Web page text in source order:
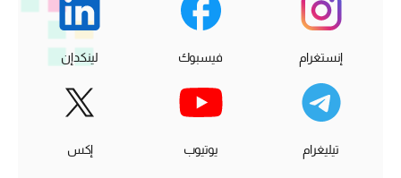
إنستغرام فيسبوك لينكدإن
تيليغرام يوتيوب إكس